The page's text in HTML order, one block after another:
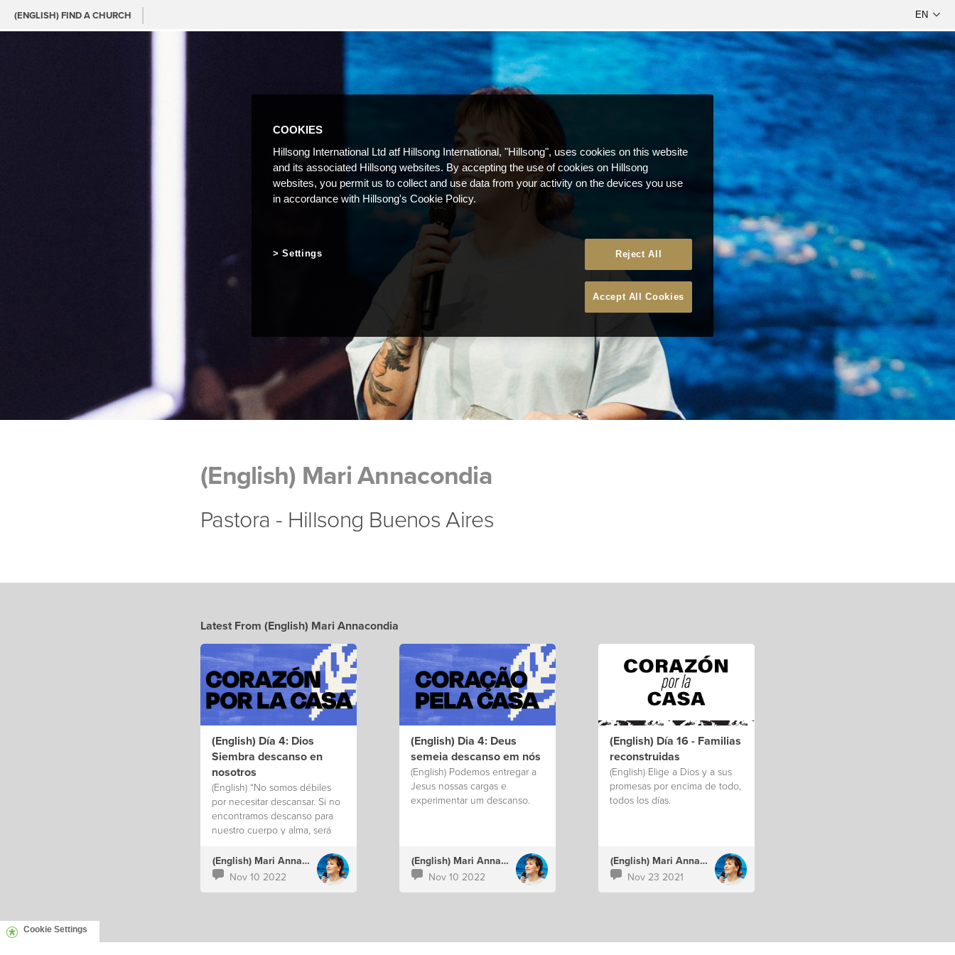
(ENGLISH) FIND A CHURCH
(English) Mari Annacondia
Pastora - Hillsong Buenos Aires
Latest From (English) Mari Annacondia
(English) Día 4: Dios
Siembra descanso en
nosotros
(English) “No somos débiles
por necesitar descansar. Si no
encontramos descanso para
nuestro cuerpo y alma, será
nos dio y sus bendiciones.
Pero podemos entregarle a
(English) Mari Annacondia
Nov 10 2022
(English) Dia 4: Deus
semeia descanso em nós
(English) Podemos entregar a
Jesus nossas cargas e
experimentar um descanso.
(English) Mari Annacondia
Nov 10 2022
(English) Día 16 - Familias
reconstruidas
(English) Elige a Dios y a sus
promesas por encima de todo,
todos los días.
(English) Mari Annacondia
Nov 23 2021
Cookie Settings
COOKIES
Hillsong International Ltd atf Hillsong International, "Hillsong", uses cookies on this website
and its associated Hillsong websites. By accepting the use of cookies on Hillsong
websites, you permit us to collect and use data from your activity on the devices you use
in accordance with Hillsong's Cookie Policy.
Reject All
Accept All Cookies
Settings